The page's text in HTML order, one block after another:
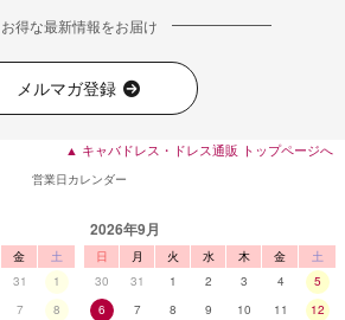
お得な最新情報をお届け
メルマガ登録
▲ キャバドレス・ドレス通販 トップページへ
営業日カレンダー
金
土
31
1
7
8
2026年9月
日 月 火 水 木 金
土
30
31 1 2 3 4
5
6
7 8 9 10 11
12